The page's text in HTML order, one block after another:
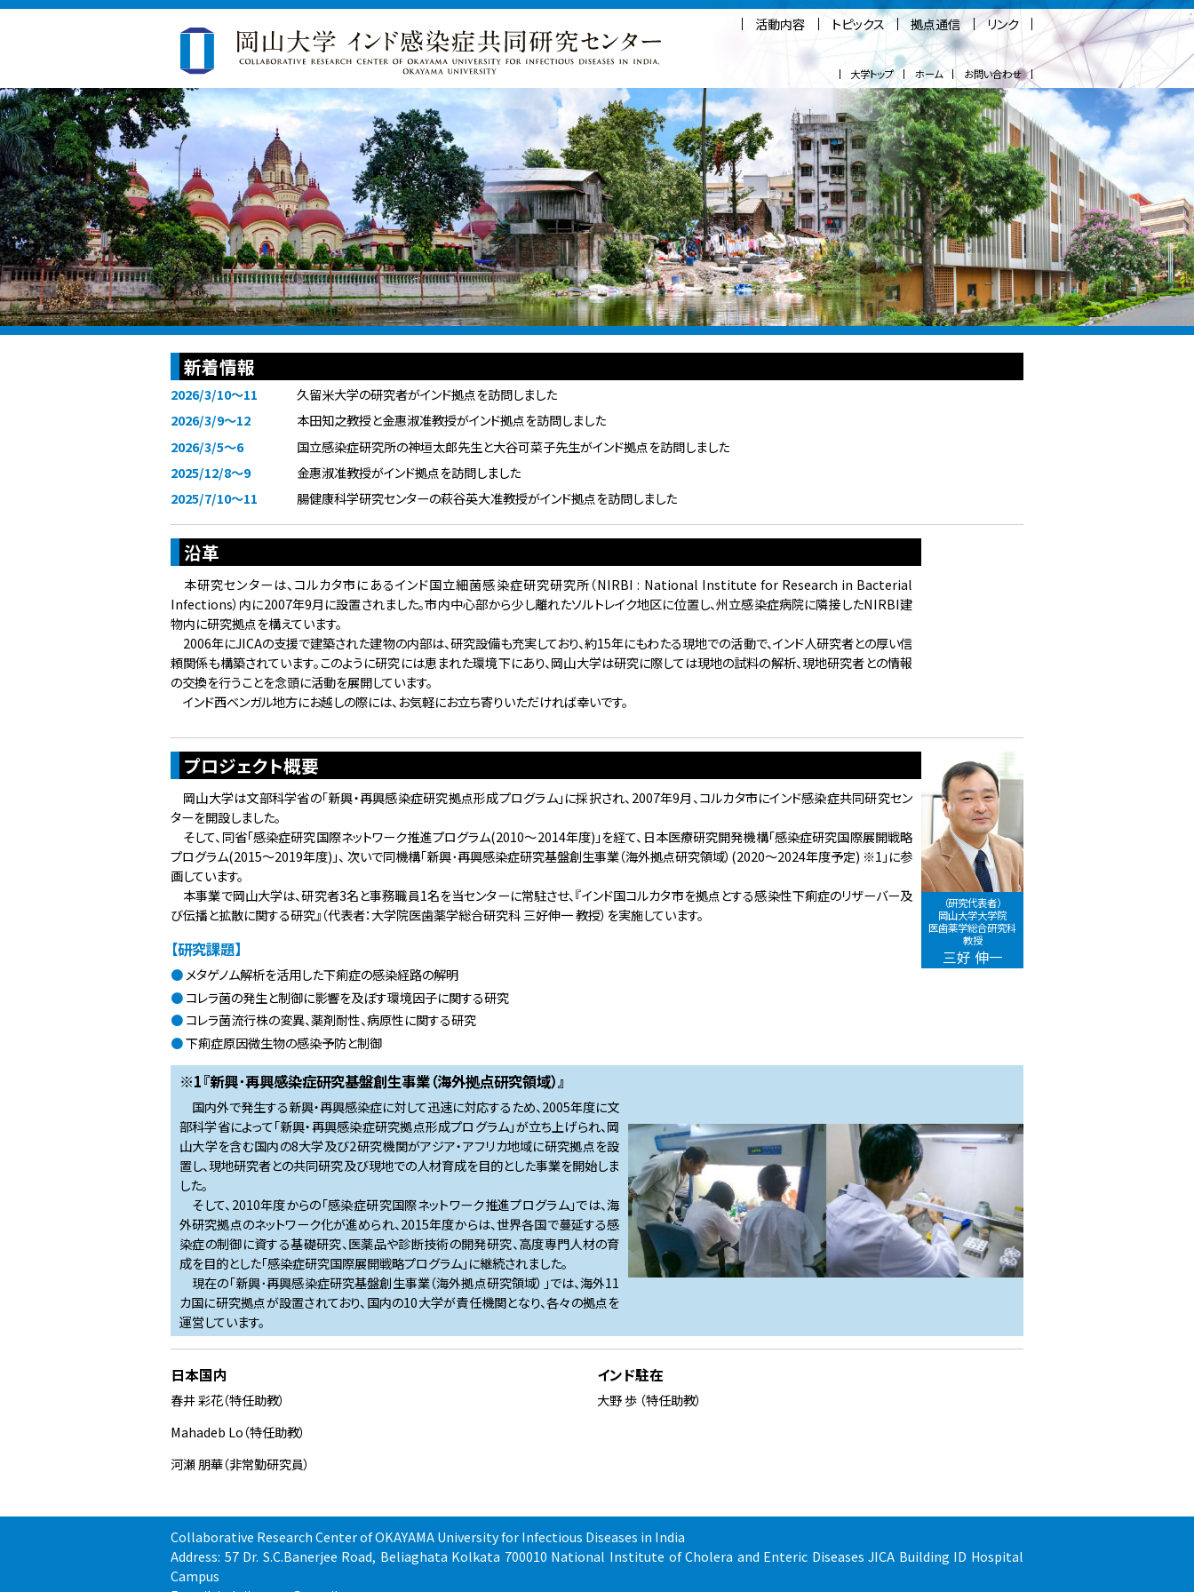
活動内容 トピックス 拠点通信 リンク
大学トップ ホーム お問い合わせ
新着情報
2026/3/10～11
久留米大学の研究者がインド拠点を訪問しました
2026/3/9～12
本田知之教授と金惠淑准教授がインド拠点を訪問しました
2026/3/5～6
国立感染症研究所の神垣太郎先生と大谷可菜子先生がインド拠点を訪問しました
2025/12/8～9
金惠淑准教授がインド拠点を訪問しました
2025/7/10～11
腸健康科学研究センターの萩谷英大准教授がインド拠点を訪問しました
2025/6/10
山内愛先生がインド拠点を訪問しました
2025/3/7～8
2025/2/27～28
ネットワークコア拠点の和田耕治先生、大塚美耶子先生、白崎峰之さんがインド拠点を訪問しました
2025/2/7
那須保友学長がインド拠点を訪問しました
2024/7/25～27
那須保友学長と成瀬恵治腸健康科学研究センター長がインド拠点を訪問しました
2024/4/5
京都大学の学生２名がコルカタを訪問しました
2024/3/28
在コルカタ日本国総領館 中川弘一総領事らが来訪されました
2024/3/15
北原圭特任准教授がバードワン大学で招待講演を行いました
2024/2/23
大野歩特任助教がGreen Bio-Merge 2024で基調講演を行いました
2024/2/5
国立感染症研究所より明田先生、宮原先生、笠松先生、内木場先生が来訪しました
2023/12/8
北原圭特任准教授がBrainHealthcon 2023で基調講演を行いました
2023/12/4
岡山大学・NICED合同オンラインセミナーを開催しました
2023/11/2-8
広島大学から黒田照夫教授と森田大地助教が来訪し、拠点活用研究に関する研究打ち合わせを行いました
2023/4/5
日本大使館より浅川医務官が来訪しました
2023/3/25
北原圭特任准教授が第１３回インドプロバイオティクスシンポジウムで招待講演を行いました
2022/4/7
2022/2/21
川上真以 事務職員がインドに着任しました
2021/12/23
令和3年度の研究報告会がオンラインで実施されました
2021/11/22
大野歩が特任助教として9月にプロジェクトに就任し、インドに着任しました
2021/3/12
北原 特任准教授がインドに着任しました
2021/1/5
岡山大学とNICEDの合同オンラインミーティングを開催しました
2020/10/1
北原 圭、ムゼンボ・バルシア・アンドレの2名が特任准教授としてプロジェクトに就任しました
2019/11/05
三菱商事株式会社の三池正泰様、利根川英仁様、稲村晋一郎様が来訪しました
2019/09/05〜06
Asian-African Research Forum on Emerging and Reemerging Infections 2019に参加しました
2019/09
健常者便の腸内細菌叢解析研究を開始しました
2019/08/26〜28
国立感染症研究所の大西真先生、森田昌知先生、妹尾充敏先生が来訪しました
2019/01/26～29
竹内大二理事、三好伸一薬学部長、宇根山絵美URAが、来訪しました。
2019/01/18
感染症研究国際展開戦略プログラム（J-GRID)市民向け成果報告会で、岡本センター長が講演しました。
2018/11/22
竹田美文先生が来訪されました
2018/08/21～23
2018/07/27～28
大阪府立大学大学院生命環境科学研究科 山崎伸二教授が来訪されました
2018/03/20～22
2018/02/10～14
岡山大学 津田敏秀教授、時信亜希子助教が来訪しました
2018/01/11～15
竹田美文先生が来訪しました
2017/11/27
合同セミナーの様子を掲載しました
2017/06/30
在インド・コルカタ日本国総領事館 夛賀政幸 総領事らが来訪されました
2017/05/25
沿革
本研究センターは、コルカタ市にあるインド国立細菌感染症研究研究所（NIRBI : National Institute for Research in Bacterial
Infections）内に2007年9月に設置されました。市内中心部から少し離れたソルトレイク地区に位置し、州立感染症病院に隣接したNIRBI建
物内に研究拠点を構えています。
2006年にJICAの支援で建築された建物の内部は、研究設備も充実しており、約15年にもわたる現地での活動で、インド人研究者との厚い信
頼関係も構築されています。このように研究には恵まれた環境下にあり、岡山大学は研究に際しては現地の試料の解析、現地研究者との情報
の交換を行うことを念頭に活動を展開しています。
インド西ベンガル地方にお越しの際には、お気軽にお立ち寄りいただければ幸いです。
プロジェクト概要
岡山大学は文部科学省の「新興・再興感染症研究拠点形成プログラム」に採択され、2007年9月、コルカタ市にインド感染症共同研究セン
ターを開設しました。
そして、同省「感染症研究国際ネットワーク推進プログラム(2010～2014年度)」を経て、日本医療研究開発機構「感染症研究国際展開戦略
プログラム(2015～2019年度)」、 次いで同機構「新興･再興感染症研究基盤創生事業（海外拠点研究領域）(2020～2024年度予定) ※1」に参
画しています。
本事業で岡山大学は、研究者3名と事務職員1名を当センターに常駐させ、『インド国コルカタ市を拠点とする感染性下痢症のリザーバー及
び伝播と拡散に関する研究』（代表者：大学院医歯薬学総合研究科 三好伸一 教授）を実施しています。
【研究課題】
メタゲノム解析を活用した下痢症の感染経路の解明
コレラ菌の発生と制御に影響を及ぼす環境因子に関する研究
コレラ菌流行株の変異、薬剤耐性、病原性に関する研究
下痢症原因微生物の感染予防と制御
（研究代表者）
岡山大学大学院
医歯薬学総合研究科
教授
三好 伸一
※1『新興･再興感染症研究基盤創生事業（海外拠点研究領域）』
国内外で発生する新興・再興感染症に対して迅速に対応するため、2005年度に文
部科学省によって「新興・再興感染症研究拠点形成プログラム」が立ち上げられ、岡
山大学を含む国内の8大学及び2研究機関がアジア・アフリカ地域に研究拠点を設
置し、現地研究者との共同研究及び現地での人材育成を目的とした事業を開始しま
した。
そして、2010年度からの「感染症研究国際ネットワーク推進プログラム」では、海
外研究拠点のネットワーク化が進められ、2015年度からは、世界各国で蔓延する感
染症の制御に資する基礎研究、医薬品や診断技術の開発研究、高度専門人材の育
成を目的とした「感染症研究国際展開戦略プログラム」に継続されました。
現在の「新興･再興感染症研究基盤創生事業（海外拠点研究領域）」では、海外11
カ国に研究拠点が設置されており、国内の10大学が責任機関となり、各々の拠点を
運営しています。
日本国内
春井 彩花（特任助教）
Mahadeb Lo（特任助教）
河瀬 朋華（非常勤研究員）
インド駐在
大野 歩 （特任助教）
Collaborative Research Center of OKAYAMA University for Infectious Diseases in India
Address: 57 Dr. S.C.Banerjee Road, Beliaghata Kolkata 700010 National Institute of Cholera and Enteric Diseases JICA Building ID Hospital
Campus